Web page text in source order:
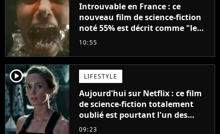
Introuvable en France : ce
nouveau film de science-fiction
noté 55% est décrit comme "le
plus stupide de l'année"
10:55
player2 LIFESTYLE
Aujourd'hui sur Netflix : ce film
de science-fiction totalement
oublié est pourtant l'un des
meilleurs des années 2010
09:23